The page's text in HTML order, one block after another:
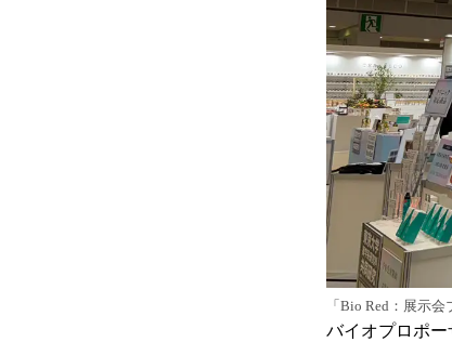
「Bio Red：展示
バイオプロポ